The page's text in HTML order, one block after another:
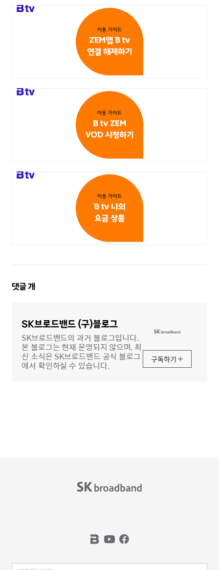
댓
댓글개
SK브로드밴드 (구)블로그
SK브로드밴드의 과거 블로그입니다.
본 블로그는 현재 운영되지 않으며, 최
신 소식은 SK브로드밴드 공식 블로그
에서 확인하실 수 있습니다.
구독하기